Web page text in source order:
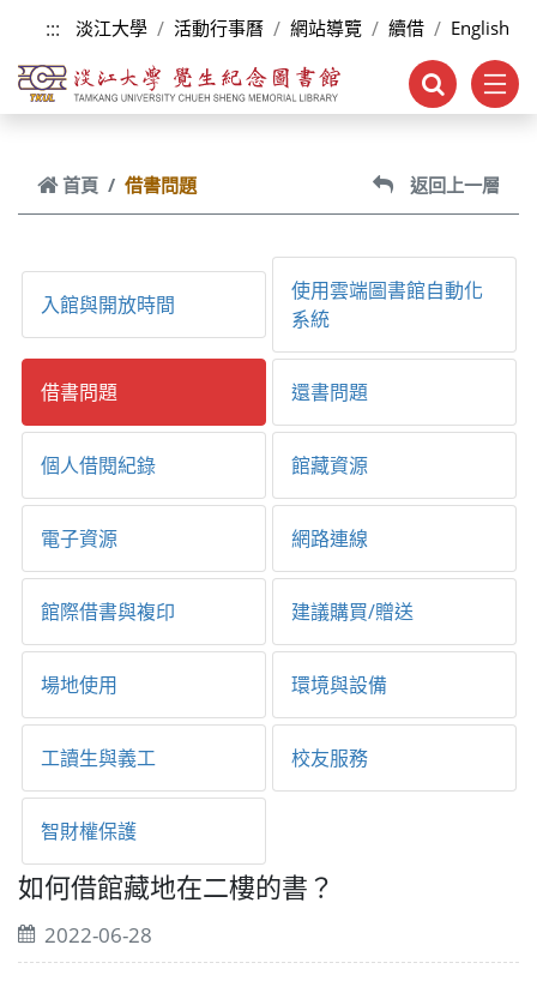
跳到主要內容
::: 淡江大學 活動行事曆 網站導覽 續借 English
首頁 借書問題 返回上一層
入館與開放時間
使用雲端圖書館自動化
系統
借書問題 還書問題
個人借閱紀錄 館藏資源
電子資源 網路連線
館際借書與複印 建議購買/贈送
場地使用 環境與設備
工讀生與義工 校友服務
智財權保護
如何借館藏地在二樓的書？
2022-06-28